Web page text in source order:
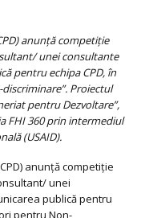
anunţă competiţie
unei consultante
pentru echipa CPD, în
Proiectul
pentru Dezvoltare”,
FHI 360 prin intermediul
(USAID).
anunţă competiţie
unei
publică pentru
pentru Non-